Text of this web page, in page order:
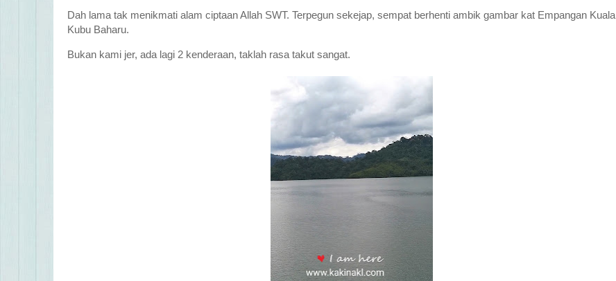
Dah lama tak menikmati alam ciptaan Allah SWT. Terpegun sekejap, sempat berhenti ambik gambar kat Empangan Kuala
Kubu Baharu.
Bukan kami jer, ada lagi 2 kenderaan, taklah rasa takut sangat.